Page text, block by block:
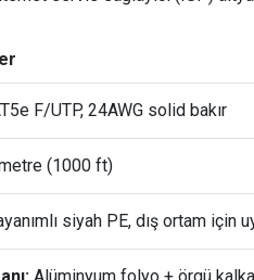
F/UTP, 24AWG solid bakır
(1000 ft)
siyah PE, dış ortam için
Alüminyum folyo + örgü